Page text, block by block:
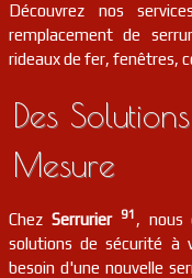
serrurier 91 Wissous
serrurier
91 Saint-vrain
Découvrez nos
remplacement de
rideaux de fer, fenêtres,
Des
Mesure
Chez Serrurier 91 , nous
solutions de sécurité à
besoin d'une nouvelle